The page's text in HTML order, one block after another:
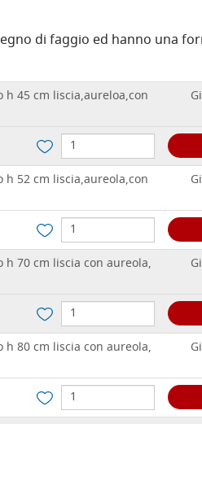
di faggio ed hanno una
h 45 cm liscia,aureloa,con
h 52 cm liscia,aureola,con
h 70 cm liscia con aureola,
h 80 cm liscia con aureola,